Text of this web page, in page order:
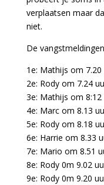
verplaatsen maar
niet.
De
1e: Mathijs om 7.20
2e: Rody om 7.24
3e: Mathijs om 8:12
4e: Marc om 8.13
5e: Rody om 8.18
6e: Harrie om 8.33
7e: Mario om 8.51
8e: Rody 0m 9.02
9e: Rody 0m 9.20